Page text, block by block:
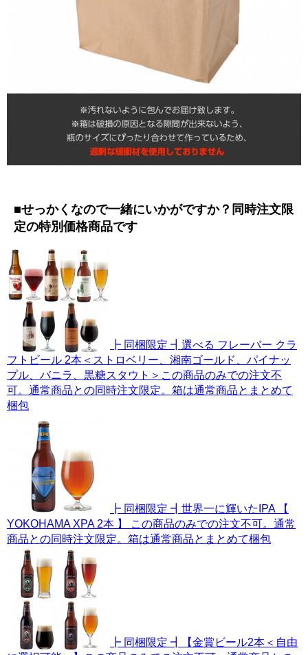
■せっかくなので一緒にいかがですか？同時注文限
定の特別価格商品です
┣ 同梱限定 ┫選べる フレーバー クラ
フトビール 2本＜ストロベリー、湘南ゴールド、パイナッ
プル、バニラ、黒糖スタウト＞この商品のみでの注文不
可。通常商品との同時注文限定。箱は通常商品とまとめて
梱包
┣ 同梱限定 ┫世界一に輝いたIPA 【
YOKOHAMA XPA 2本 】 この商品のみでの注文不可。通常
商品との同時注文限定。箱は通常商品とまとめて梱包
┣ 同梱限定 ┫【金賞ビール2本＜自由